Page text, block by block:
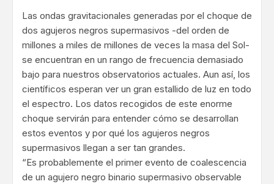
Las ondas gravitacionales generadas por el choque de
dos agujeros negros supermasivos -del orden de
millones a miles de millones de veces la masa del Sol-
se encuentran en un rango de frecuencia demasiado
bajo para nuestros observatorios actuales. Aun así, los
científicos esperan ver un gran estallido de luz en todo
el espectro. Los datos recogidos de este enorme
choque servirán para entender cómo se desarrollan
estos eventos y por qué los agujeros negros
supermasivos llegan a ser tan grandes.
“Es probablemente el primer evento de coalescencia
de un agujero negro binario supermasivo observable